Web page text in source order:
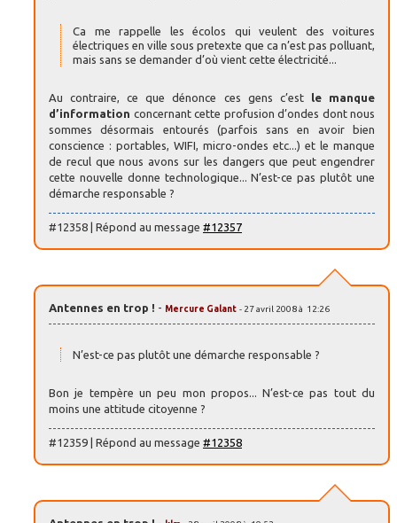
Ca me rappelle les écolos qui veulent des voitures
électriques en ville sous pretexte que ca n’est pas polluant,
mais sans se demander d’où vient cette électricité...
Au contraire, ce que dénonce ces gens c’est
le manque
d’information concernant cette profusion d’ondes dont nous
sommes désormais entourés (parfois sans en avoir bien
conscience : portables, WIFI, micro-ondes etc...) et le manque
de recul que nous avons sur les dangers que peut engendrer
cette nouvelle donne technologique... N’est-ce pas plutôt une
démarche responsable ?
#12358 | Répond au message #12357
Antennes en trop ! - Mercure Galant - 27 avril 2008 à 12:26
N’est-ce pas plutôt une démarche responsable ?
Bon je tempère un peu mon propos... N’est-ce pas tout du
moins une attitude citoyenne ?
#12359 | Répond au message #12358